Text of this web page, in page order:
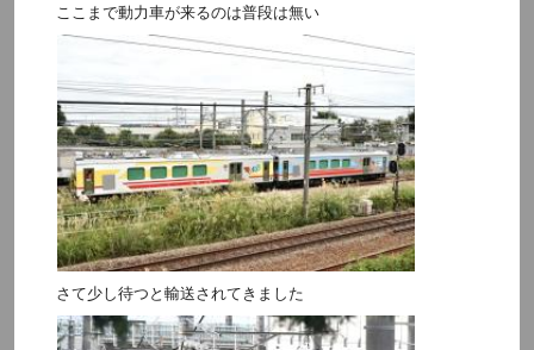
ここまで動力車が来るのは普段は無い
さて少し待つと輸送されてきました